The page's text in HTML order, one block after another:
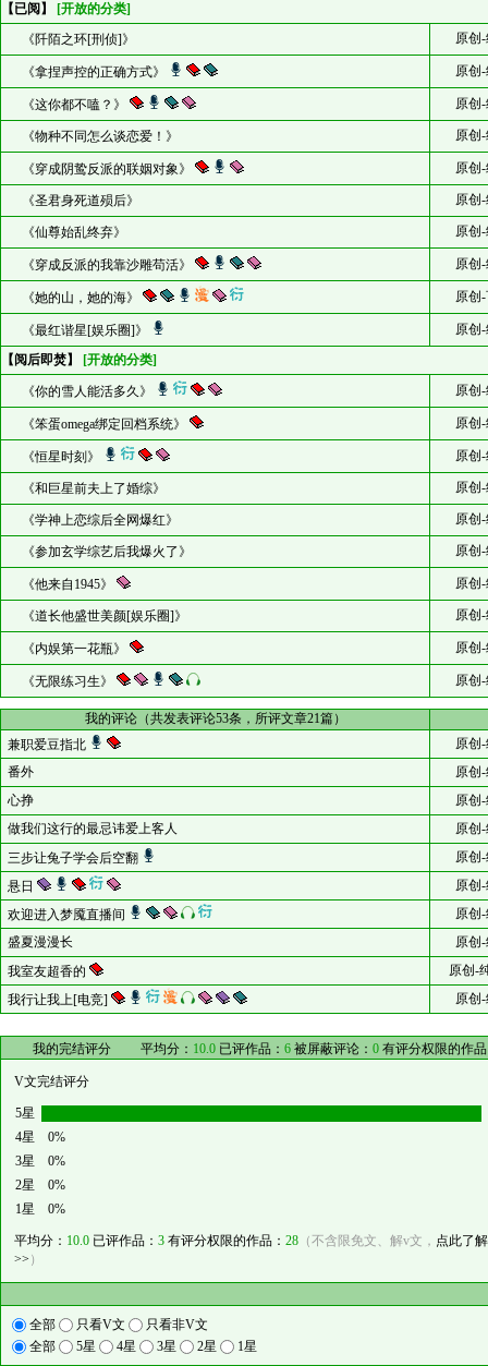
【已阅】
[开放的分类]
《阡陌之环[刑侦]》
原创
《拿捏声控的正确方式》 原创
《这你都不嗑？》 原创
《物种不同怎么谈恋爱！》 原创
《穿成阴鸷反派的联姻对象》 原创
《圣君身死道殒后》 原创
《仙尊始乱终弃》 原创
《穿成反派的我靠沙雕苟活》 原创
《她的山，她的海》 原创
《最红谐星[娱乐圈]》
原创
【阅后即焚】
[开放的分类]
《你的雪人能活多久》 原创
《笨蛋omega绑定回档系统》 原创
《恒星时刻》 原创
《和巨星前夫上了婚综》 原创
《学神上恋综后全网爆红》 原创
《参加玄学综艺后我爆火了》 原创
《他来自1945》 原创
《道长他盛世美颜[娱乐圈]》 原创
《内娱第一花瓶》 原创
《无限练习生》 原创
我的评论（共发表评论53条，所评文章21篇）
兼职爱豆指北
原创
番外
原创
心挣
原创
做我们这行的最忌讳爱上客人
原创
三步让兔子学会后空翻
原创
悬日
原创
欢迎进入梦魇直播间
原创
盛夏漫漫长
原创
我室友超香的
原创-
我行让我上[电竞]
原创
我的完结评分 平均分： 10.0 已评作品： 6 被屏蔽评论： 0 有评分权限的作
V文完结评分
5星
4星
0%
3星
0%
2星
0%
1星
0%
平均分： 10.0 已评作品： 3 有评分权限的作品： 28 （不含限免文、解v文， 点此了
>> ）
全部 只看V文
只看非V文
全部
5星 4星 3星 2星 1星